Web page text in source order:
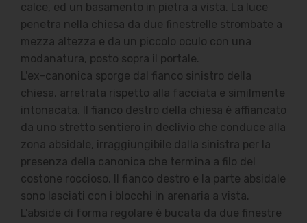
calce, ed un basamento in pietra a vista. La luce
penetra nella chiesa da due finestrelle strombate a
mezza altezza e da un piccolo oculo con una
modanatura, posto sopra il portale.
L'ex-canonica sporge dal fianco sinistro della
chiesa, arretrata rispetto alla facciata e similmente
intonacata. Il fianco destro della chiesa è affiancato
da uno stretto sentiero in declivio che conduce alla
zona absidale, irraggiungibile dalla sinistra per la
presenza della canonica che termina a filo del
costone roccioso. Il fianco destro e la parte absidale
sono lasciati con i blocchi in arenaria a vista.
L'abside di forma regolare è bucata da due finestre